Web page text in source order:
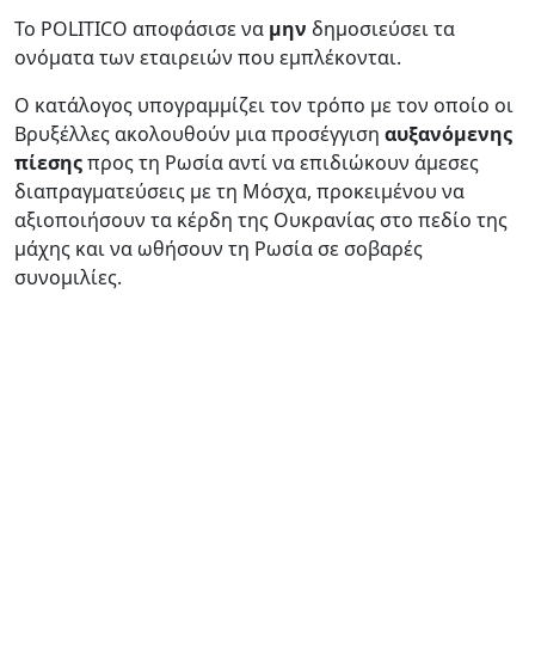
Το POLITICO αποφάσισε να μην δημοσιεύσει τα
ονόματα των εταιρειών που εμπλέκονται.
Ο κατάλογος υπογραμμίζει τον τρόπο με τον οποίο οι
Βρυξέλλες ακολουθούν μια προσέγγιση αυξανόμενης
πίεσηςπρος τη Ρωσία αντί να επιδιώκουν άμεσες
διαπραγματεύσεις με τη Μόσχα, προκειμένου να
αξιοποιήσουν τα κέρδη της Ουκρανίας στο πεδίο της
μάχης και να ωθήσουν τη Ρωσία σε σοβαρές
συνομιλίες.